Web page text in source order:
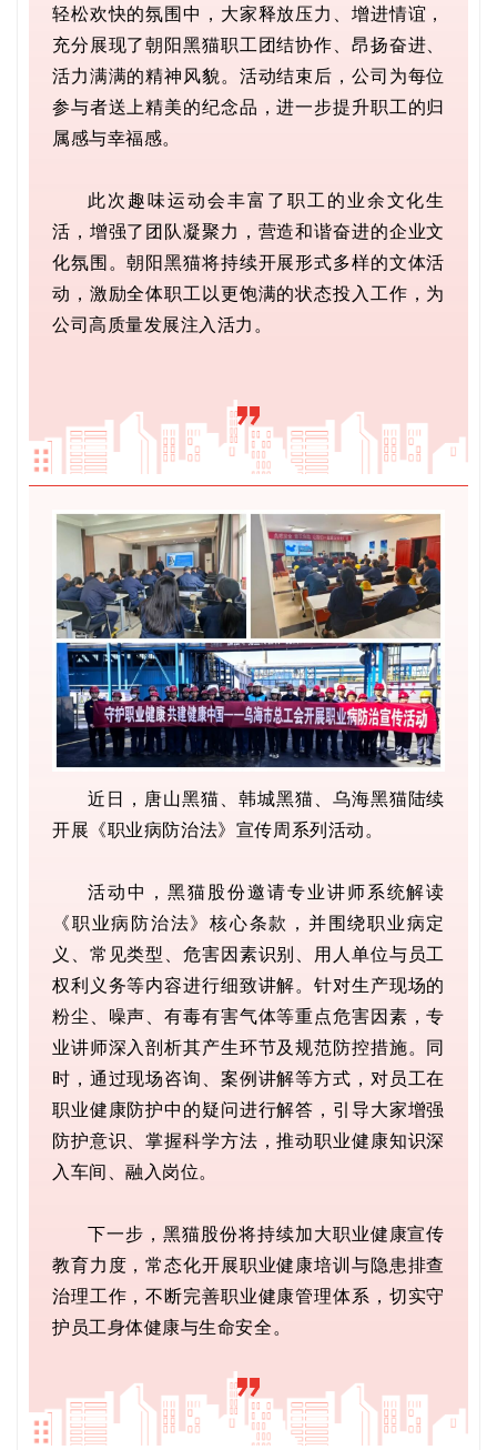
轻松欢快的氛围中，大家释放压力、增进情谊，
充分展现了朝阳黑猫职工团结协作、昂扬奋进、
活力满满的精神风貌。活动结束后，公司为每位
参与者送上精美的纪念品，进一步提升职工的归
属感与幸福感。
此次趣味运动会丰富了职工的业余文化生
活，增强了团队凝聚力，营造和谐奋进的企业文
化氛围。朝阳黑猫将持续开展形式多样的文体活
动，激励全体职工以更饱满的状态投入工作，为
公司高质量发展注入活力。
近日，唐山黑猫、韩城黑猫、 乌海黑猫陆续
开展《职业病防治法》宣传周系列活动。
活动中，黑猫股份邀请专业讲师系统解读
《职业病防治法》核心条款，并围绕职业病定
义、常见类型、危害因素识别、用人单位与员工
权利义务等内容进行细致讲解。针对生产现场的
粉尘、噪声、有毒有害气体等重点危害因素，专
业讲师深入剖析其产生环节及规范防控措施。同
时，通过现场咨询、案例讲解等方式，对员工在
职业健康防护中的疑问进行解答 ，引导大家增强
防护意识、掌握科学方法，推动职业健康知识深
入车间、融入岗位。
下一步，黑猫股份将持续加大职业健康宣传
教育力度，常态化开展职业健康培训与隐患排查
治理工作，不断完善职业健康管理体系，切实守
护员工身体健康与生命安全。